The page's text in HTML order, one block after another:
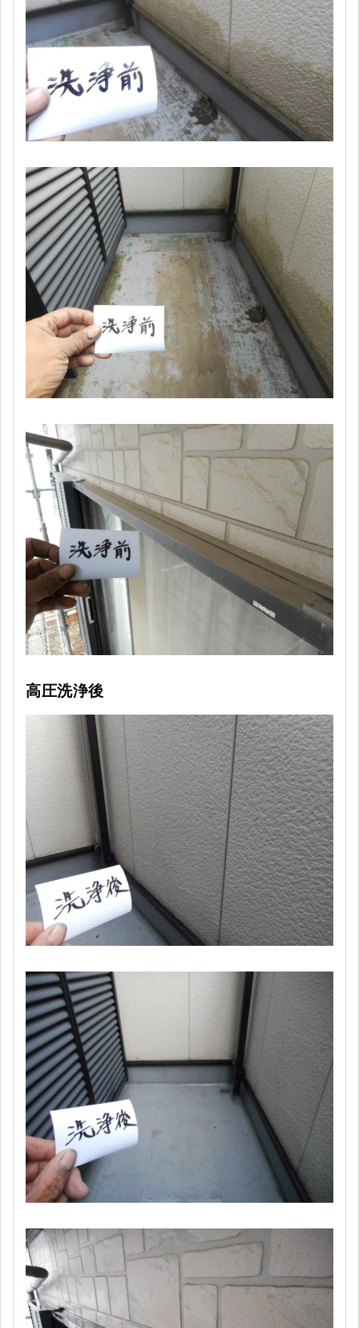
高圧洗浄後